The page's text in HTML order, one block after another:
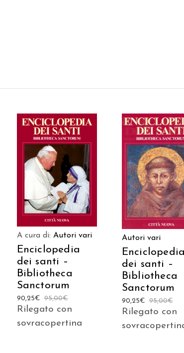
AGGIUNGI AL
CARRELLO
A cura di: Autori vari
Enciclopedia
dei santi –
Bibliotheca
Sanctorum
95,00€
90,25€
Rilegato con
sovracopertina
AGGIUNGI AL
CARRELLO
Autori vari
dei santi –
Bibliotheca
Sanctorum
95,00€
90,25€
Rilegato con